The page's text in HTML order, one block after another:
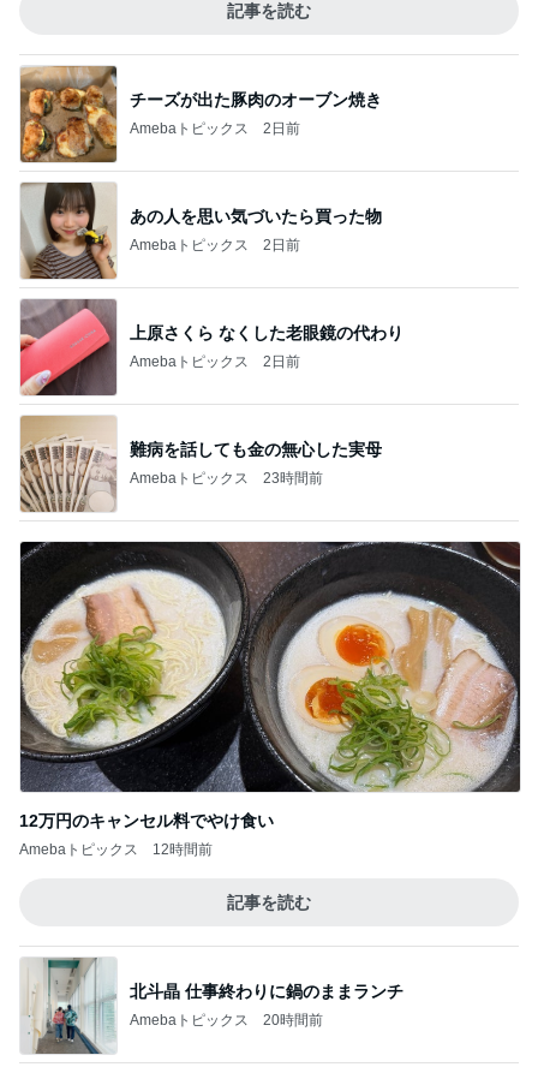
記事を読む
チーズが出た豚肉のオーブン焼き
Amebaトピックス 2日前
あの人を思い気づいたら買った物
Amebaトピックス 2日前
上原さくら なくした老眼鏡の代わり
Amebaトピックス 2日前
難病を話しても金の無心した実母
Amebaトピックス 23時間前
12万円のキャンセル料でやけ食い
Amebaトピックス 12時間前
記事を読む
北斗晶 仕事終わりに鍋のままランチ
Amebaトピックス 20時間前